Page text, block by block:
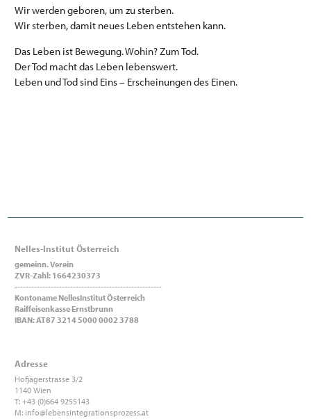
Wir werden geboren, um zu sterben.
Wir sterben, damit neues Leben entstehen kann.
Das Leben ist Bewegung. Wohin? Zum Tod.
Der Tod macht das Leben lebenswert.
Leben und Tod sind Eins – Erscheinungen des Einen.
Nelles-Institut Österreich
gemeinn. Verein
ZVR-Zahl: 1664230373
-----------------------------------------------------
Kontoname NellesInstitut Österreich
Raiffeisenkasse Ernstbrunn
IBAN: AT87 3214 5000 0002 3788
Adresse
Hofjägerstrasse 3/2
1140 Wien
T: +43 (0)664 9255143
M: info@lebensintegrationsprozess.at